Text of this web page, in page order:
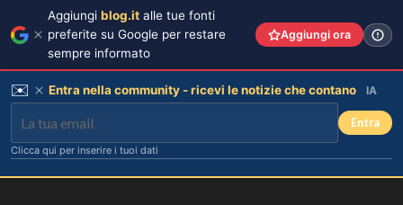
Aggiungi blog.it alle tue fonti
preferite su Google per restare
sempre informato
Aggiungi ora
✉️ Entra nella community - ricevi le notizie che contano IA
Entra
Clicca qui per inserire i tuoi dati